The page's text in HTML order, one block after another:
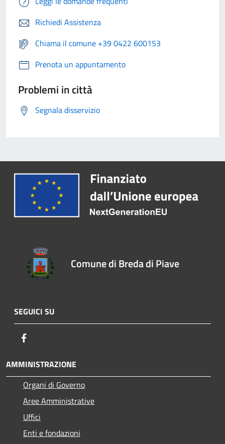
Richiedi Assistenza
Chiama il comune +39 0422 600153
Prenota un appuntamento
Problemi in città
Segnala disservizio
Comune di Breda di Piave
SEGUICI SU
AMMINISTRAZIONE
Organi di Governo
Aree Amministrative
Uffici
Enti e fondazioni